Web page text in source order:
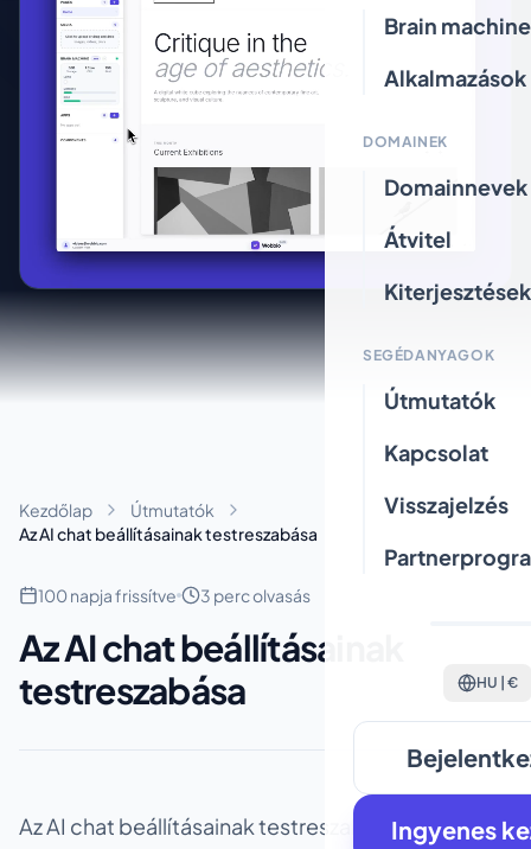
Brain
Alkalmazások
DOMAINEK
Domainnevek
Átvitel
Kiterjesztések
SEGÉDANYAGOK
Útmutatók
Kapcsolat
Visszajelzés
HU | €
Ingyenes
Kezdőlap
Útmutatók
Az AI chat beállításainak testreszabása
100 napja frissítve 3 perc olvasás
Az AI chat beállításainak
testreszabása
Az AI chat beállításainak testreszabása segít előre